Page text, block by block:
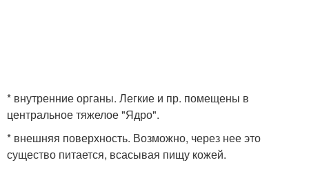
* внутренние органы. Легкие и пр. помещены в
центральное тяжелое "Ядро".
* внешняя поверхность. Возможно, через нее это
существо питается, всасывая пищу кожей.